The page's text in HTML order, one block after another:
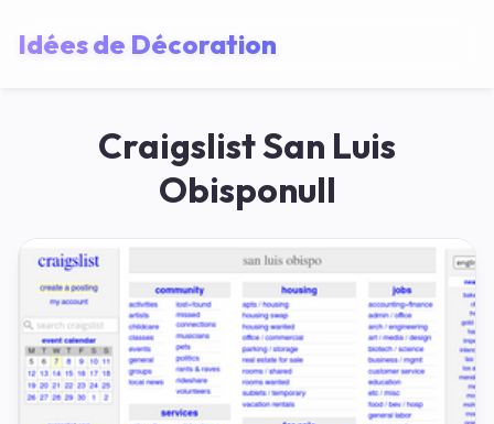
Idées de Décoration
Craigslist San Luis
Obisponull